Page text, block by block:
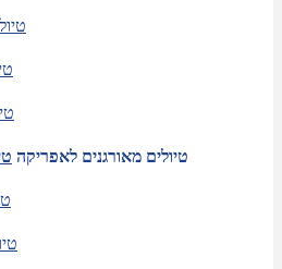
טיולים מאורגנים לאפריקה